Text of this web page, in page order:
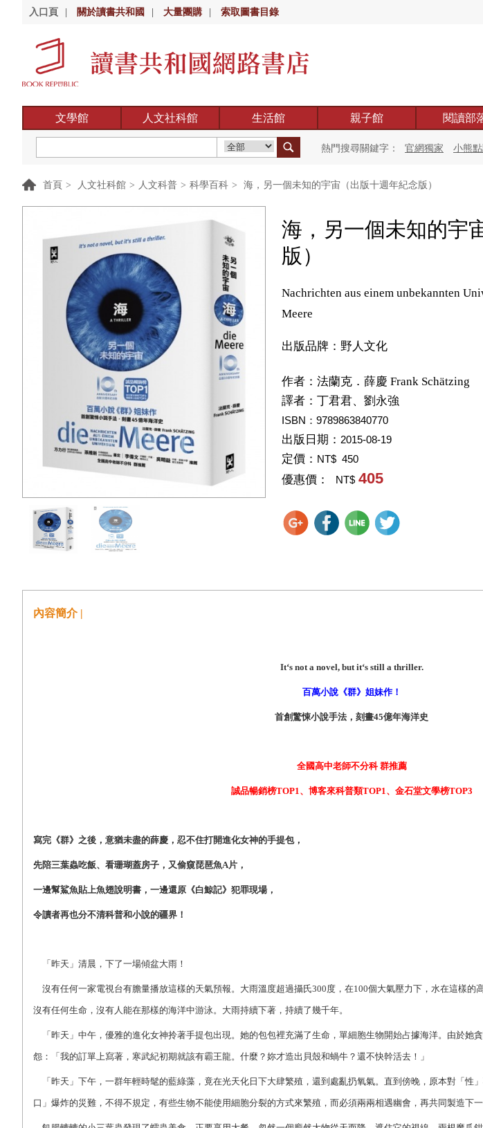
入口頁 關於讀書共和國 大量團購 索取圖書目錄
文學館 人文社科館 生活館 親子館 閱讀部
熱門搜尋關鍵字： 官網獨家 小熊
首頁 > 人文社科館 > 人文科普 > 科學百科 > 海，另一個未知的宇宙（出版十週年紀念版）
海，另一個未知的宇
版）
Nachrichten aus einem unbekannten
Meere
出版品牌：野人文化
作者： 法蘭克．薛慶 Frank Schätzing
譯者： 丁君君、劉永強
ISBN：9789863840770
出版日期： 2015-08-19
定價： NT$ 450
優惠價： NT$ 405
內容簡介 |
It‘s not a novel, but it‘s still a thriller.
百萬小說《群》姐妹作！
首創驚悚小說手法，刻畫45億年海洋史
全國高中老師不分科 群推薦
誠品暢銷榜TOP1、博客來科普類TOP1、金石堂文學榜TOP3
寫完《群》之後，意猶未盡的薛慶，忍不住打開進化女神的手提包，
先陪三葉蟲吃飯、看珊瑚蓋房子，又偷窺琵琶魚A片，
一邊幫鯊魚貼上魚翅說明書，一邊還原《白鯨記》犯罪現場，
令讀者再也分不清科普和小說的疆界！
「昨天」清晨，下了一場傾盆大雨！
沒有任何一家電視台有膽量播放這樣的天氣預報。大雨溫度超過攝氏300度，在100個大氣壓力下，水在這樣的
沒有任何生命，沒有人能在那樣的海洋中游泳。大雨持續下著，持續了幾千年。
「昨天」中午，優雅的進化女神拎著手提包出現。她的包包裡充滿了生命，單細胞生物開始占據海洋。由於她
怨：「我的訂單上寫著，寒武紀初期就該有霸王龍。什麼？妳才造出貝殼和蝸牛？還不快幹活去！」
「昨天」下午，一群年輕時髦的藍綠藻，竟在光天化日下大肆繁殖，還到處亂扔氧氣。直到傍晚，原本對「性
口」爆炸的災難，不得不規定，有些生物不能使用細胞分裂的方式來繁殖，而必須兩兩相遇幽會，再共同製造下一